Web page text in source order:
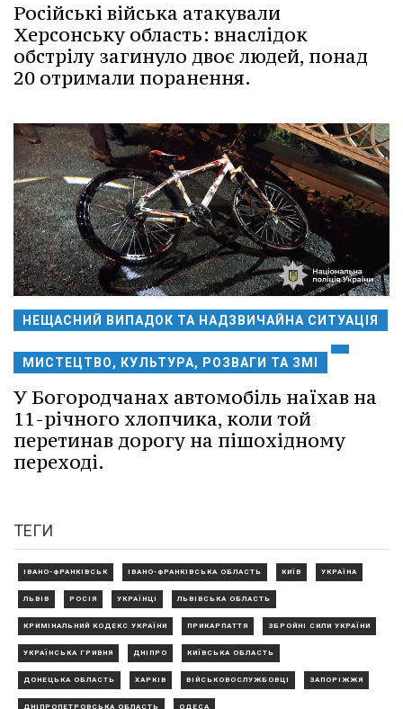
Російські війська атакували
Херсонську область: внаслідок
обстрілу загинуло двоє людей, понад
20 отримали поранення.
НЕЩАСНИЙ ВИПАДОК ТА НАДЗВИЧАЙНА СИТУАЦІЯ
МИСТЕЦТВО, КУЛЬТУРА, РОЗВАГИ ТА ЗМІ
У Богородчанах автомобіль наїхав на
11-річного хлопчика, коли той
перетинав дорогу на пішохідному
переході.
ТЕГИ
ІВАНО-ФРАНКІВСЬК ІВАНО-ФРАНКІВСЬКА ОБЛАСТЬ КИЇВ УКРАЇНА
ЛЬВІВ РОСІЯ УКРАЇНЦІ ЛЬВІВСЬКА ОБЛАСТЬ
КРИМІНАЛЬНИЙ КОДЕКС УКРАЇНИ ПРИКАРПАТТЯ ЗБРОЙНІ СИЛИ УКРАЇНИ
УКРАЇНСЬКА ГРИВНЯ ДНІПРО КИЇВСЬКА ОБЛАСТЬ
ДОНЕЦЬКА ОБЛАСТЬ ХАРКІВ ВІЙСЬКОВОСЛУЖБОВЦІ ЗАПОРІЖЖЯ
ДНІПРОПЕТРОВСЬКА ОБЛАСТЬ ОДЕСА